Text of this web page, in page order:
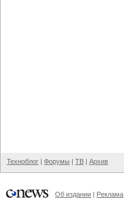
Техноблог | Форумы | ТВ | Архив
Об издании | Реклама